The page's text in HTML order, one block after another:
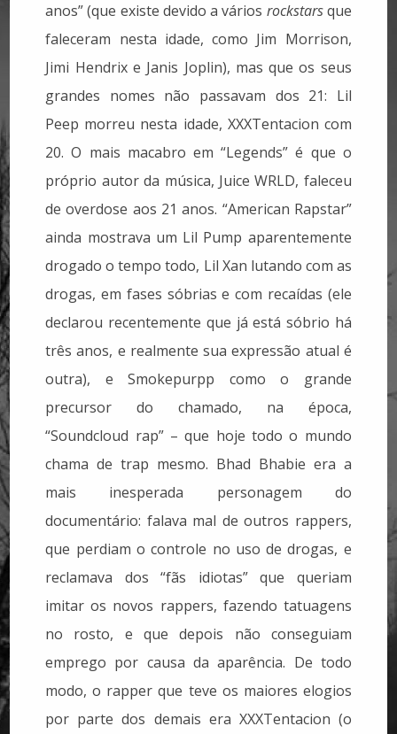
anos” (que existe devido a vários rockstarsque
faleceram nesta idade, como Jim Morrison,
Jimi Hendrix e Janis Joplin), mas que os seus
grandes nomes não passavam dos 21: Lil
Peep morreu nesta idade, XXXTentacion com
20. O mais macabro em “Legends” é que o
próprio autor da música, Juice WRLD, faleceu
de overdose aos 21 anos. “American Rapstar”
ainda mostrava um Lil Pump aparentemente
drogado o tempo todo, Lil Xan lutando com as
drogas, em fases sóbrias e com recaídas (ele
declarou recentemente que já está sóbrio há
três anos, e realmente sua expressão atual é
outra), e Smokepurpp como o grande
precursor do chamado, na época,
“Soundcloud rap” – que hoje todo o mundo
chama de trap mesmo. Bhad Bhabie era a
mais inesperada personagem do
documentário: falava mal de outros rappers,
que perdiam o controle no uso de drogas, e
reclamava dos “fãs idiotas” que queriam
imitar os novos rappers, fazendo tatuagens
no rosto, e que depois não conseguiam
emprego por causa da aparência. De todo
modo, o rapper que teve os maiores elogios
por parte dos demais era XXXTentacion (o